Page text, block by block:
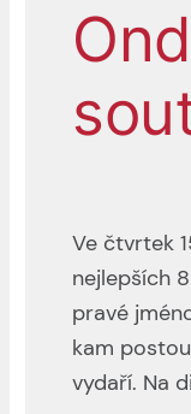
Ve čtvrtek
nejlepších
pravé
kam
vydaří. Na